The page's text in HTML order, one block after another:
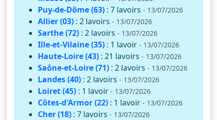
Puy-de-Dôme (63) : 7 lavoirs - 13/07/2026
Allier (03) : 2 lavoirs - 13/07/2026
Sarthe (72) : 2 lavoirs - 13/07/2026
Ille-et-Vilaine (35) : 1 lavoir - 13/07/2026
Haute-Loire (43) : 21 lavoirs - 13/07/2026
Saône-et-Loire (71) : 2 lavoirs - 13/07/2026
Landes (40) : 2 lavoirs - 13/07/2026
Loiret (45) : 1 lavoir - 13/07/2026
Côtes-d'Armor (22) : 1 lavoir - 13/07/2026
Cher (18) : 7 lavoirs - 13/07/2026